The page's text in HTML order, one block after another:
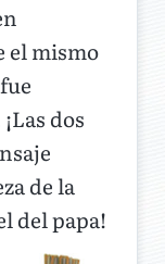
el mismo
dos
de la
del papa!